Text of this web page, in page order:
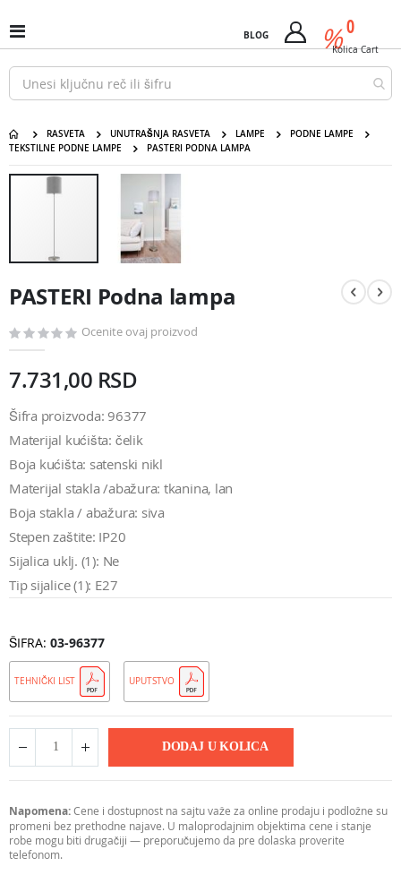
na
sadržaj
Uključi
/
isključi
Nav
BLOG %
Cart 0
Kolica Cart
RASVETA UNUTRAŠNJA RASVETA LAMPE
PODNE LAMPE
TEKSTILNE PODNE LAMPE
PASTERI PODNA LAMPA
PASTERI Podna lampa
početak
galerije
PASTERI Podna lampa
Ocenite ovaj proizvod
7.731,00 RSD
Šifra proizvoda: 96377
Materijal kućišta: čelik
Boja kućišta: satenski nikl
Materijal stakla /abažura: tkanina, lan
Boja stakla / abažura: siva
Stepen zaštite: IP20
Sijalica uklj. (1): Ne
Tip sijalice (1): E27
ŠIFRA 03-96377
TEHNIČKI LIST UPUTSTVO
DODAJ U KOLICA
Napomena:Cene i dostupnost na sajtu važe za online prodaju i podložne su
promeni bez prethodne najave. U maloprodajnim objektima cene i stanje
robe mogu biti drugačiji — preporučujemo da pre dolaska proverite
telefonom.